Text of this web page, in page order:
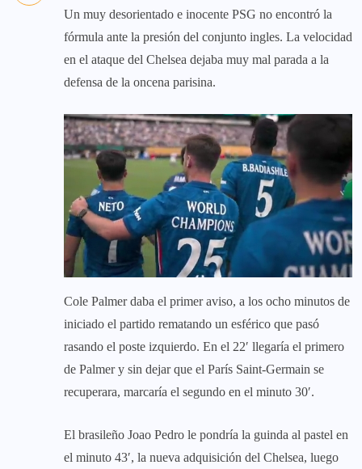
Un muy desorientado e inocente PSG no encontró la
fórmula ante la presión del conjunto ingles. La velocidad
en el ataque del Chelsea dejaba muy mal parada a la
defensa de la oncena parisina.
Cole Palmer daba el primer aviso, a los ocho minutos de
iniciado el partido rematando un esférico que pasó
rasando el poste izquierdo. En el 22′ llegaría el primero
de Palmer y sin dejar que el París Saint-Germain se
recuperara, marcaría el segundo en el minuto 30′.
El brasileño Joao Pedro le pondría la guinda al pastel en
el minuto 43′, la nueva adquisición del Chelsea, luego